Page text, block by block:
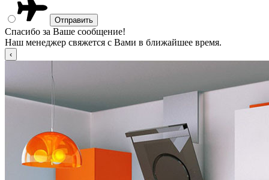
Спасибо за Ваше сообщение!
Наш менеджер свяжется с Вами в ближайшее время.